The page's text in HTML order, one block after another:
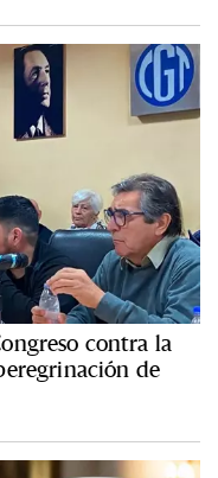
contra la
de